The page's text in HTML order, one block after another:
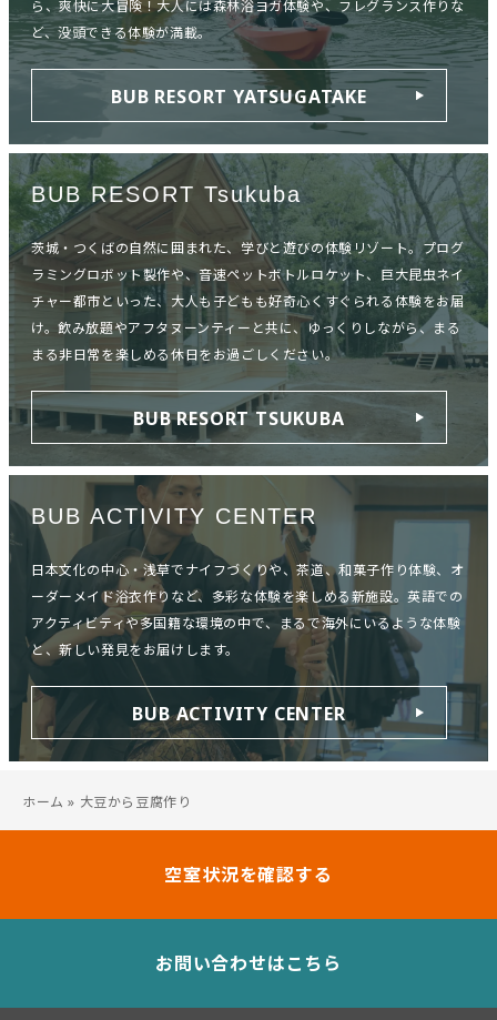
ら、爽快に大冒険！大人には森林浴ヨガ体験や、フレグランス作りな
ど、没頭できる体験が満載。
BUB RESORT YATSUGATAKE
BUB RESORT Tsukuba
茨城・つくばの自然に囲まれた、学びと遊びの体験リゾート。プログ
ラミングロボット製作や、音速ペットボトルロケット、巨大昆虫ネイ
チャー都市といった、大人も子どもも好奇心くすぐられる体験をお届
け。飲み放題やアフタヌーンティーと共に、ゆっくりしながら、まる
まる非日常を楽しめる休日をお過ごしください。
BUB RESORT TSUKUBA
BUB ACTIVITY CENTER
日本文化の中心・浅草でナイフづくりや、茶道、和菓子作り体験、オ
ーダーメイド浴衣作りなど、多彩な体験を楽しめる新施設。英語での
アクティビティや多国籍な環境の中で、まるで海外にいるような体験
と、新しい発見をお届けします。
BUB ACTIVITY CENTER
ホーム » 大豆から豆腐作り
空室状況を確認する
お問い合わせはこちら